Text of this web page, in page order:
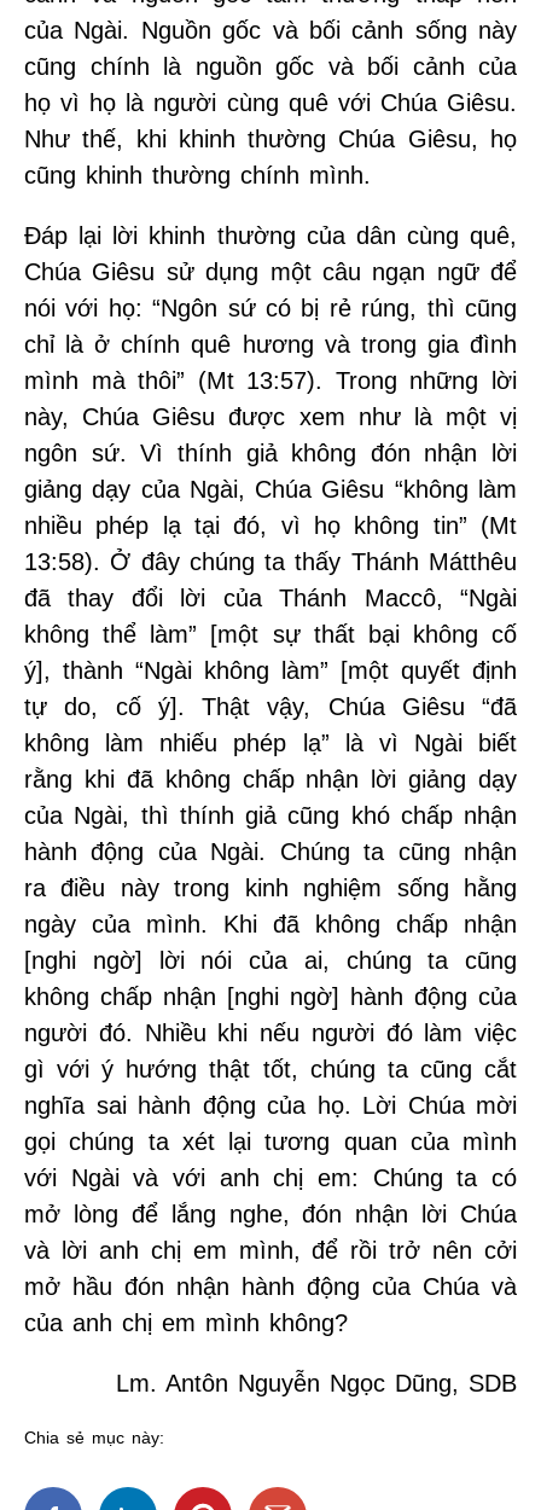
của Ngài. Nguồn gốc và bối cảnh sống này
cũng chính là nguồn gốc và bối cảnh của
họ vì họ là người cùng quê với Chúa Giêsu.
Như thế, khi khinh thường Chúa Giêsu, họ
cũng khinh thường chính mình.
Đáp lại lời khinh thường của dân cùng quê,
Chúa Giêsu sử dụng một câu ngạn ngữ để
nói với họ: “Ngôn sứ có bị rẻ rúng, thì cũng
chỉ là ở chính quê hương và trong gia đình
mình mà thôi” (Mt 13:57). Trong những lời
này, Chúa Giêsu được xem như là một vị
ngôn sứ. Vì thính giả không đón nhận lời
giảng dạy của Ngài, Chúa Giêsu “không làm
nhiều phép lạ tại đó, vì họ không tin” (Mt
13:58). Ở đây chúng ta thấy Thánh Mátthêu
đã thay đổi lời của Thánh Maccô, “Ngài
không thể làm” [một sự thất bại không cố
ý], thành “Ngài không làm” [một quyết định
tự do, cố ý]. Thật vậy, Chúa Giêsu “đã
không làm nhiếu phép lạ” là vì Ngài biết
rằng khi đã không chấp nhận lời giảng dạy
của Ngài, thì thính giả cũng khó chấp nhận
hành động của Ngài. Chúng ta cũng nhận
ra điều này trong kinh nghiệm sống hằng
ngày của mình. Khi đã không chấp nhận
[nghi ngờ] lời nói của ai, chúng ta cũng
không chấp nhận [nghi ngờ] hành động của
người đó. Nhiều khi nếu người đó làm việc
gì với ý hướng thật tốt, chúng ta cũng cắt
nghĩa sai hành động của họ. Lời Chúa mời
gọi chúng ta xét lại tương quan của mình
với Ngài và với anh chị em: Chúng ta có
mở lòng để lắng nghe, đón nhận lời Chúa
và lời anh chị em mình, để rồi trở nên cởi
mở hầu đón nhận hành động của Chúa và
của anh chị em mình không?
Lm. Antôn Nguyễn Ngọc Dũng, SDB
Chia sẻ mục này: